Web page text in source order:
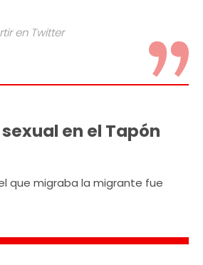
en Twitter
en el Tapón
que migraba la migrante fue